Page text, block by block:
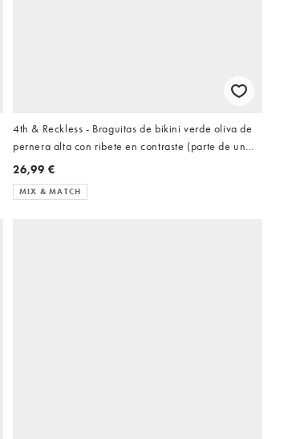
4th & Reckless - Braguitas de bikini verde oliva de
pernera alta con ribete en contraste (parte de un
conjunto)
26,99 €
MIX & MATCH